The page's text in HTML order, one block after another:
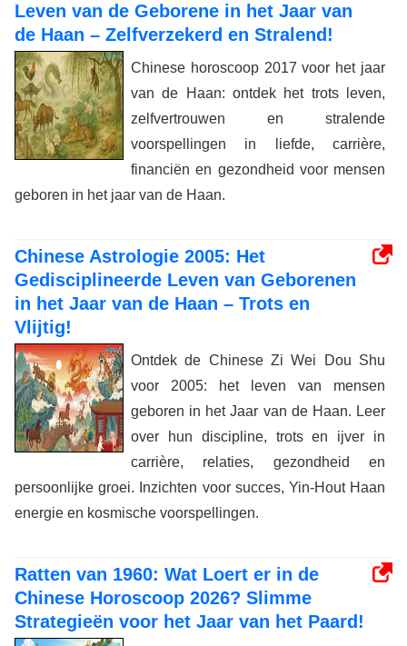
Leven van de Geborene in het Jaar van
de Haan – Zelfverzekerd en Stralend!
Chinese horoscoop 2017 voor het jaar
van de Haan: ontdek het trots leven,
zelfvertrouwen en stralende
voorspellingen in liefde, carrière,
financiën en gezondheid voor mensen
geboren in het jaar van de Haan.
Chinese Astrologie 2005: Het
Gedisciplineerde Leven van Geborenen
in het Jaar van de Haan – Trots en
Vlijtig!
Ontdek de Chinese Zi Wei Dou Shu
voor 2005: het leven van mensen
geboren in het Jaar van de Haan. Leer
over hun discipline, trots en ijver in
carrière, relaties, gezondheid en
persoonlijke groei. Inzichten voor succes, Yin-Hout Haan
energie en kosmische voorspellingen.
Ratten van 1960: Wat Loert er in de
Chinese Horoscoop 2026? Slimme
Strategieën voor het Jaar van het Paard!